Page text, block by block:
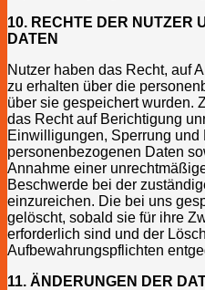
10. RECHTE DER NUTZER
DATEN
Nutzer haben das Recht, auf
zu erhalten über die
über sie gespeichert wurden.
das Recht auf Berichtigung
Einwilligungen, Sperrung und
personenbezogenen Daten
Annahme einer
Beschwerde bei der
einzureichen. Die bei uns
gelöscht, sobald sie für ihre
erforderlich sind und der
Aufbewahrungspflichten
11. ÄNDERUNGEN DER